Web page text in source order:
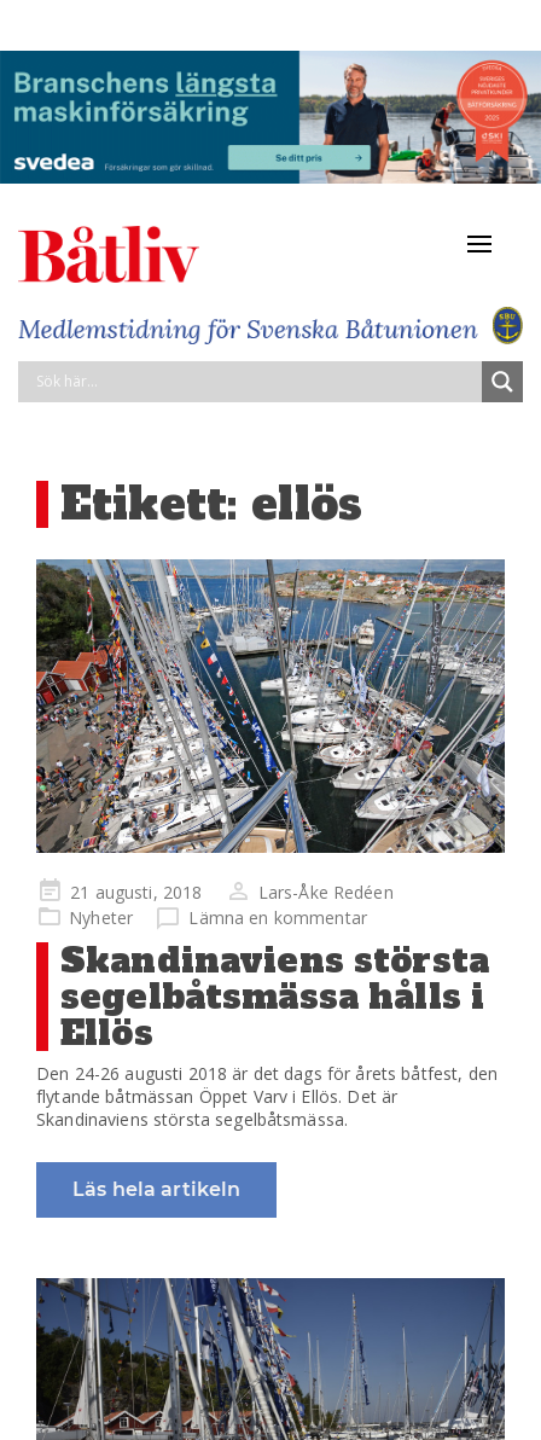
Etikett: ellös
Publicerad
på
21 augusti, 2018
Lars-Åke Redéen
Nyheter
Lämna en kommentar
Skandinaviens största
segelbåtsmässa hålls i
Ellös
Den 24-26 augusti 2018 är det dags för årets båtfest, den
flytande båtmässan Öppet Varv i Ellös. Det är
Skandinaviens största segelbåtsmässa.
Läs hela artikeln